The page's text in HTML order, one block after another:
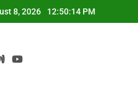
8, 2026 12:50:15 PM